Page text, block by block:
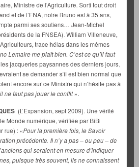
Ministre de l’Agriculture. Sorti tout droit
et de l’ENA, notre Bruno est à 35 ans,
parmi ses soutiens… Jean-Michel
de la FNSEA). William Villeneuve,
trace hélas dans les mêmes
Lemaire meplaît bien. C’est ce qu’il faut
jacqueries paysannes des derniers jours,
se demander s’il est bien normal que
encore sur ce Ministre qui n’hésite pas à
ne faut pas jouer le conflit».
(L’Expansion, sept 2009). Une vérité
Monde numérique, vérifiée par BiBi
rue) : «Pour la première fois, le Savoir
précédente. Il n’y a pas – ou peu – de
qui seraient en mesure d’indiquer
puisque très souvent, ils ne connaissent